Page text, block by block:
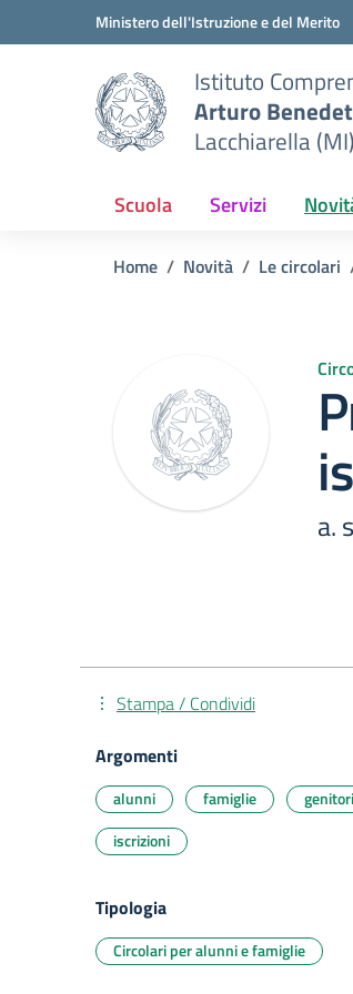
Vai ai contenuti
Vai al menu di navigazioneMinistero dell'Istruzione e del Merito
Istituto
Arturo
Lacchiarella (MI)
Scuola Servizi
Home Novità Le circolari
a.
Stampa / Condividi
Argomenti
alunni famiglie
genitori
iscrizioni
Tipologia
Circolari per alunni e famiglie